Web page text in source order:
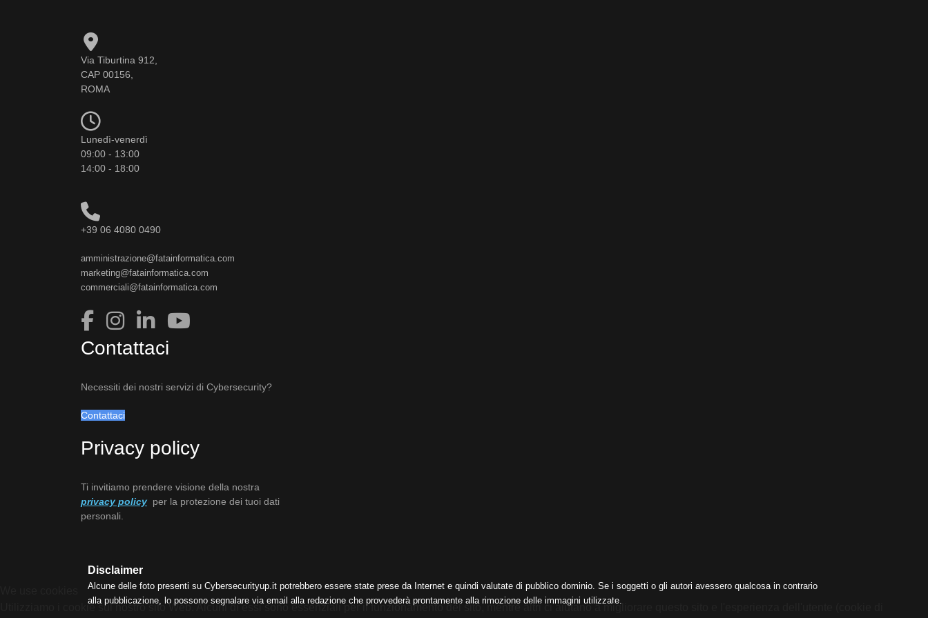
Via Tiburtina 912,
CAP 00156,
ROMA
Lunedì-venerdì
09:00 - 13:00
14:00 - 18:00
+39 06 4080 0490
amministrazione@fatainformatica.com
marketing@fatainformatica.com
commerciali@fatainformatica.com
Contattaci
Necessiti dei nostri servizi di Cybersecurity?
Contattaci
Privacy policy
Ti invitiamo prendere visione della nostra
privacy policy per la protezione dei tuoi dati
personali.
Disclaimer
Alcune delle foto presenti su Cybersecurityup.it potrebbero essere state prese da Internet e quindi valutate di pubblico dominio. Se i soggetti o gli autori avessero qualcosa in contrario
alla pubblicazione, lo possono segnalare via email alla redazione che provvederà prontamente alla rimozione delle immagini utilizzate.
Utilizziamo i cookie sul nostro sito Web. Alcuni di essi sono essenziali per il funzionamento del sito, mentre altri ci aiutano a migliorare questo sito e l'esperienza dell'utente (cookie di